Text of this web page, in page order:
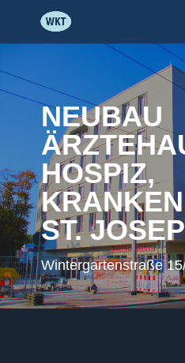
NEUBAU
HOSPIZ,
ST.
Wintergartenstraße